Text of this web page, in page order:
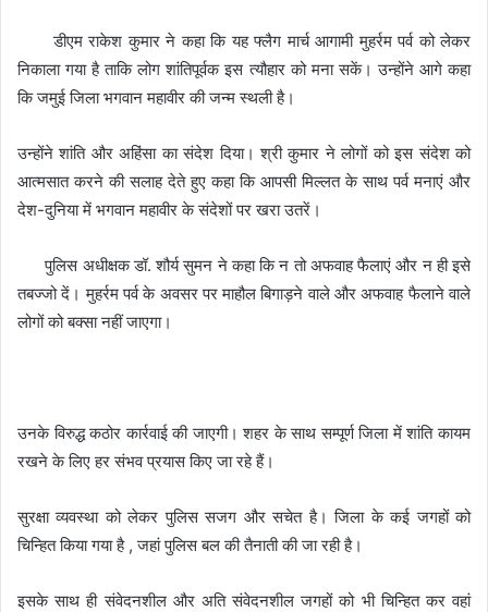
डीएम राकेश कुमार ने कहा कि यह फ्लैग मार्च आगामी मुहर्रम पर्व को लेकर
निकाला गया है ताकि लोग शांतिपूर्वक इस त्यौहार को मना सकें। उन्होंने आगे कहा
कि जमुई जिला भगवान महावीर की जन्म स्थली है।
उन्होंने शांति और अहिंसा का संदेश दिया। श्री कुमार ने लोगों को इस संदेश को
आत्मसात करने की सलाह देते हुए कहा कि आपसी मिल्लत के साथ पर्व मनाएं और
देश-दुनिया में भगवान महावीर के संदेशों पर खरा उतरें।
पुलिस अधीक्षक डॉ. शौर्य सुमन ने कहा कि न तो अफवाह फैलाएं और न ही इसे
तबज्जो दें। मुहर्रम पर्व के अवसर पर माहौल बिगाड़ने वाले और अफवाह फैलाने वाले
लोगों को बक्सा नहीं जाएगा।
उनके विरुद्ध कठोर कार्रवाई की जाएगी। शहर के साथ सम्पूर्ण जिला में शांति कायम
रखने के लिए हर संभव प्रयास किए जा रहे हैं।
सुरक्षा व्यवस्था को लेकर पुलिस सजग और सचेत है। जिला के कई जगहों को
चिन्हित किया गया है , जहां पुलिस बल की तैनाती की जा रही है।
इसके साथ ही संवेदनशील और अति संवेदनशील जगहों को भी चिन्हित कर वहां